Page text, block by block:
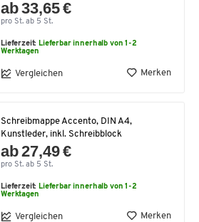
ab 33,65 €
pro St. ab 5 St.
Lieferzeit: Lieferbar innerhalb von 1-2
Werktagen
Vergleichen Merken
Schreibmappe Accento, DIN A4,
Kunstleder, inkl. Schreibblock
ab 27,49 €
pro St. ab 5 St.
Lieferzeit: Lieferbar innerhalb von 1-2
Werktagen
Vergleichen Merken